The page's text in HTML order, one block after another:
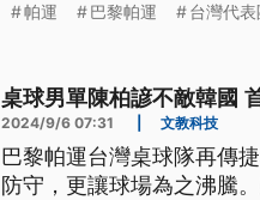
帕運 巴黎帕運 台灣代表
桌球男單陳柏諺不敵韓國
2024/9/6 07:31 文教科技
巴黎帕運台灣桌球隊再傳
防守，更讓球場為之沸騰